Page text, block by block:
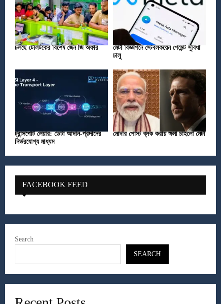
চলছে টেলিটকের বিশেষ জেন জি অফার
মেটা বিজ্ঞাপনে স্টেবলকয়েন পেমেন্ট সুবিধা
চালু
ট্রান্সপোর্ট লেয়ার: ডেটা আদান-প্রদানের
নির্ভরযোগ্য মাধ্যম
মোদীর পোস্ট ব্লক করায় ক্ষমা চাইলো মেটা
FACEBOOK FEED
Search
SEARCH